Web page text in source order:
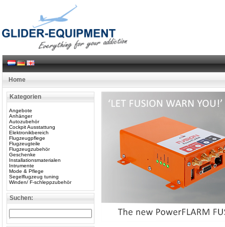
Home
Kategorien
Angebote
Anhänger
Autozubehör
Cockpit Ausstattung
Elektronikbereich
Flugzeugpflege
Flugzeugteile
Flugzeugzubehör
Geschenke
Installationsmaterialen
Intrumente
Mode & Pflege
Segelflugzeug tuning
Winden/ F-schleppzubehör
Suchen: